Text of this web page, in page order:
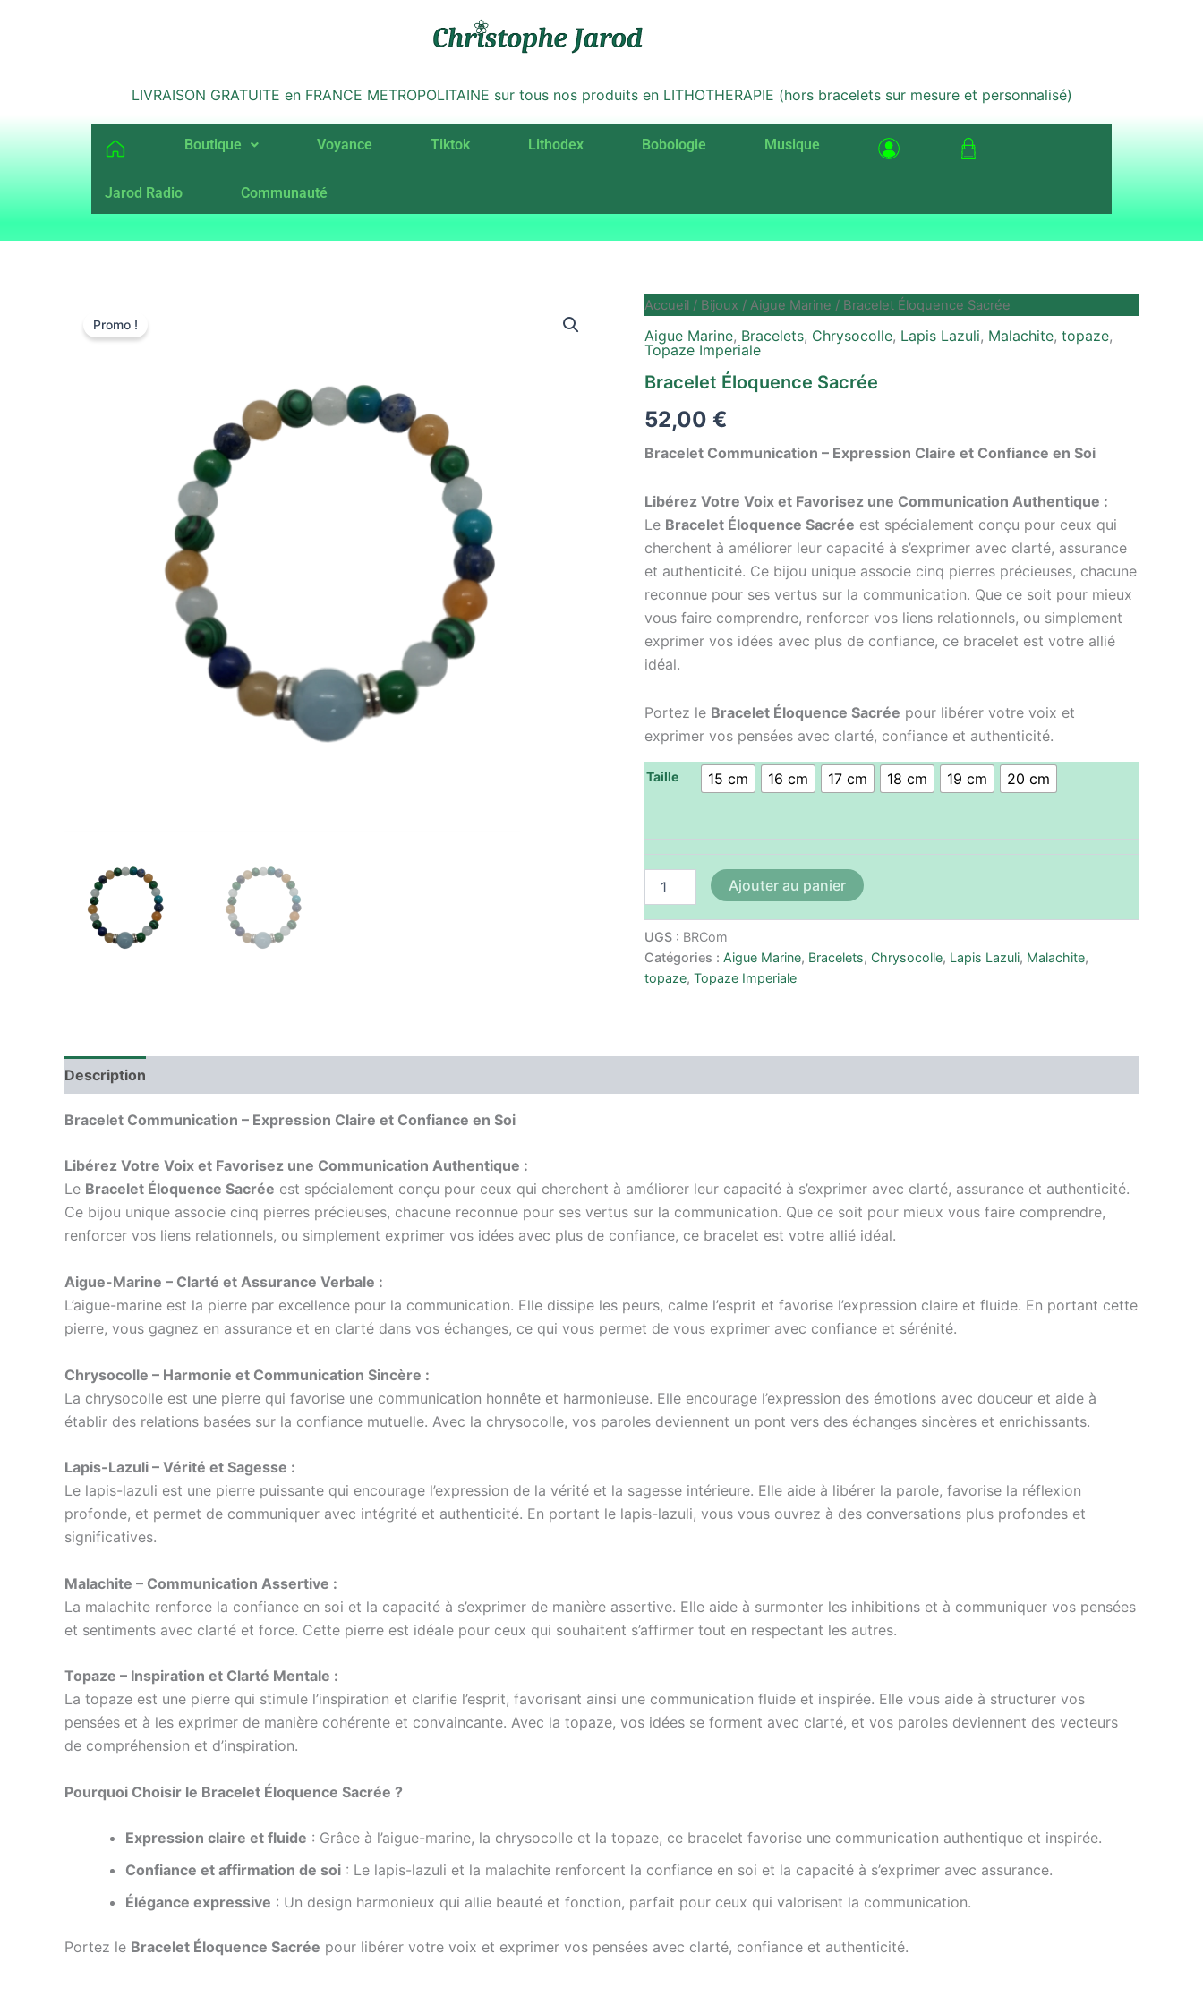
LIVRAISON GRATUITE en FRANCE METROPOLITAINE sur tous nos produits en LITHOTHERAPIE (hors bracelets sur mesure et personnalisé)
Boutique Voyance Tiktok Lithodex Bobologie Musique
Jarod Radio Communauté
Promo !
Accueil / Bijoux / Aigue Marine / Bracelet Éloquence Sacrée
Aigue Marine, Bracelets, Chrysocolle, Lapis Lazuli, Malachite, topaze,
Topaze Imperiale
Bracelet Éloquence Sacrée
52,00 €
Bracelet Communication – Expression Claire et Confiance en Soi
Libérez Votre Voix et Favorisez une Communication Authentique :
Le Bracelet Éloquence Sacrée est spécialement conçu pour ceux qui
cherchent à améliorer leur capacité à s’exprimer avec clarté, assurance
et authenticité. Ce bijou unique associe cinq pierres précieuses, chacune
reconnue pour ses vertus sur la communication. Que ce soit pour mieux
vous faire comprendre, renforcer vos liens relationnels, ou simplement
exprimer vos idées avec plus de confiance, ce bracelet est votre allié
idéal.
Portez le Bracelet Éloquence Sacrée pour libérer votre voix et
exprimer vos pensées avec clarté, confiance et authenticité.
Taille 15 cm 16 cm 17 cm 18 cm 19 cm 20 cm
quantité
de
Bracelet
Éloquence
Sacrée
Ajouter au panier
UGS : BRCom
Catégories : Aigue Marine, Bracelets, Chrysocolle, Lapis Lazuli, Malachite,
topaze, Topaze Imperiale
Description
Bracelet Communication – Expression Claire et Confiance en Soi
Libérez Votre Voix et Favorisez une Communication Authentique :
Le Bracelet Éloquence Sacrée est spécialement conçu pour ceux qui cherchent à améliorer leur capacité à s’exprimer avec clarté, assurance et authenticité.
Ce bijou unique associe cinq pierres précieuses, chacune reconnue pour ses vertus sur la communication. Que ce soit pour mieux vous faire comprendre,
renforcer vos liens relationnels, ou simplement exprimer vos idées avec plus de confiance, ce bracelet est votre allié idéal.
Aigue-Marine – Clarté et Assurance Verbale :
L’aigue-marine est la pierre par excellence pour la communication. Elle dissipe les peurs, calme l’esprit et favorise l’expression claire et fluide. En portant cette
pierre, vous gagnez en assurance et en clarté dans vos échanges, ce qui vous permet de vous exprimer avec confiance et sérénité.
Chrysocolle – Harmonie et Communication Sincère :
La chrysocolle est une pierre qui favorise une communication honnête et harmonieuse. Elle encourage l’expression des émotions avec douceur et aide à
établir des relations basées sur la confiance mutuelle. Avec la chrysocolle, vos paroles deviennent un pont vers des échanges sincères et enrichissants.
Lapis-Lazuli – Vérité et Sagesse :
Le lapis-lazuli est une pierre puissante qui encourage l’expression de la vérité et la sagesse intérieure. Elle aide à libérer la parole, favorise la réflexion
profonde, et permet de communiquer avec intégrité et authenticité. En portant le lapis-lazuli, vous vous ouvrez à des conversations plus profondes et
significatives.
Malachite – Communication Assertive :
La malachite renforce la confiance en soi et la capacité à s’exprimer de manière assertive. Elle aide à surmonter les inhibitions et à communiquer vos pensées
et sentiments avec clarté et force. Cette pierre est idéale pour ceux qui souhaitent s’affirmer tout en respectant les autres.
Topaze – Inspiration et Clarté Mentale :
La topaze est une pierre qui stimule l’inspiration et clarifie l’esprit, favorisant ainsi une communication fluide et inspirée. Elle vous aide à structurer vos
pensées et à les exprimer de manière cohérente et convaincante. Avec la topaze, vos idées se forment avec clarté, et vos paroles deviennent des vecteurs
de compréhension et d’inspiration.
Pourquoi Choisir le Bracelet Éloquence Sacrée ?
Expression claire et fluide : Grâce à l’aigue-marine, la chrysocolle et la topaze, ce bracelet favorise une communication authentique et inspirée.
Confiance et affirmation de soi : Le lapis-lazuli et la malachite renforcent la confiance en soi et la capacité à s’exprimer avec assurance.
Élégance expressive : Un design harmonieux qui allie beauté et fonction, parfait pour ceux qui valorisent la communication.
Portez le Bracelet Éloquence Sacrée pour libérer votre voix et exprimer vos pensées avec clarté, confiance et authenticité.